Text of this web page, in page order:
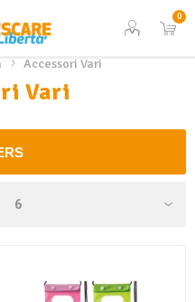
0
Accessori Vari
Vari